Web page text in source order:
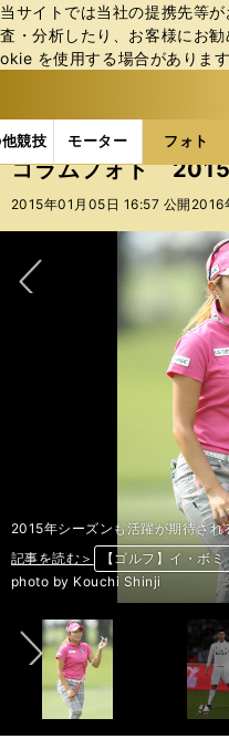
当サイトでは当社の提携先等
査・分析したり、お客様にお
okie を使⽤する場合がありま
競技 モーター フォト
b
ス
ポ
ル
ー
バ
フォトギャラリー
コラムフォト
2015年01月05日 16:57 公開 2016
2015年シーズンも活躍が期待され
記事を読む＞
【ゴルフ】イ・ボ
photo by Kouchi Shinji
記事を読む＞ フォロワー1000万
記事を読む＞ 大谷翔平、新春の
前へ